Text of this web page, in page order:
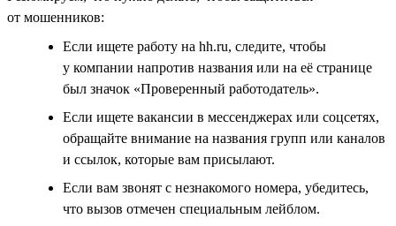
от мошенников:
Если ищете работу на hh.ru, следите, чтобы
у компании напротив названия или на её странице
был значок «Проверенный работодатель».
Если ищете вакансии в мессенджерах или соцсетях,
обращайте внимание на названия групп или каналов
и ссылок, которые вам присылают.
Если вам звонят с незнакомого номера, убедитесь,
что вызов отмечен специальным лейблом.